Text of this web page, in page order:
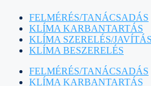
FELMÉRÉS/TANÁCSADÁS
KLÍMA KARBANTARTÁS
KLÍMA SZERELÉS/JAVÍTÁS
KLÍMA BESZERELÉS
FELMÉRÉS/TANÁCSADÁS
KLÍMA KARBANTARTÁS